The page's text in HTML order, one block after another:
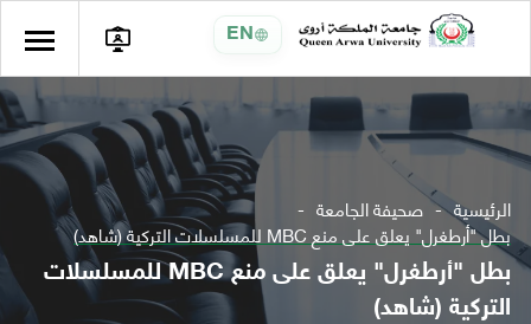
EN
الرئيسية صحيفة الجامعة
بطل "أرطغرل" يعلق على منع MBC للمسلسلات التركية (شاهد)
بطل "أرطغرل" يعلق على منع MBC للمسلسلات
التركية (شاهد)